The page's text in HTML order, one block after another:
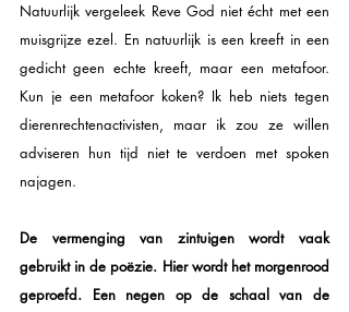
Natuurlijk vergeleek Reve God niet écht met een
muisgrijze ezel. En natuurlijk is een kreeft in een
gedicht geen echte kreeft, maar een metafoor.
Kun je een metafoor koken? Ik heb niets tegen
dierenrechtenactivisten, maar ik zou ze willen
adviseren hun tijd niet te verdoen met spoken
najagen.
De vermenging van zintuigen wordt vaak
gebruikt in de poëzie. Hier wordt het morgenrood
geproefd. Een negen op de schaal van de